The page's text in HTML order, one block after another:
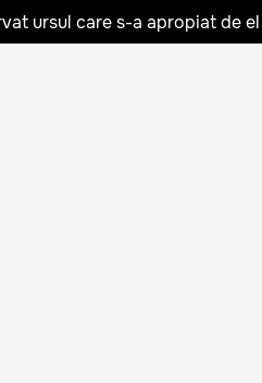
ursul care s-a apropiat de el